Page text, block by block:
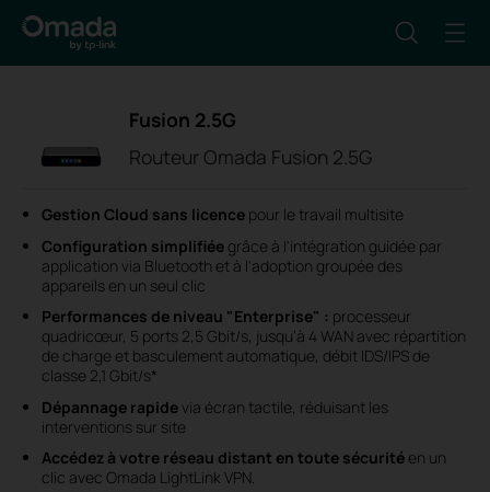
Fusion 2.5G
Routeur Omada Fusion 2.5G
Gestion Cloud sans licencepour le travail multisite
Configuration simplifiéegrâce à l'intégration guidée par
application via Bluetooth et à l'adoption groupée des
appareils en un seul clic
Performances de niveau "Enterprise" : processeur
quadricœur, 5 ports 2,5 Gbit/s, jusqu’à 4 WAN avec répartition
de charge et basculement automatique, débit IDS/IPS de
classe 2,1 Gbit/s*
Dépannage rapidevia écran tactile, réduisant les
interventions sur site
Accédez à votre réseau distant en toute sécuritéen un
clic avec Omada LightLink VPN.